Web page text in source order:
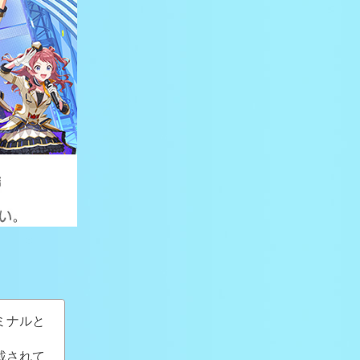
ナルと
されて